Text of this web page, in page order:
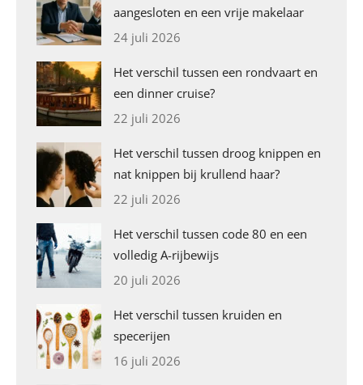
aangesloten en een vrije makelaar
24 juli 2026
Het verschil tussen een rondvaart en
een dinner cruise?
22 juli 2026
Het verschil tussen droog knippen en
nat knippen bij krullend haar?
22 juli 2026
Het verschil tussen code 80 en een
volledig A-rijbewijs
20 juli 2026
Het verschil tussen kruiden en
specerijen
16 juli 2026